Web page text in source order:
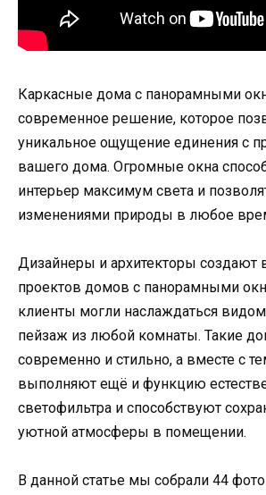
Каркасные дома с панорамными
современное решение, которое
уникальное ощущение единения с
вашего дома. Огромные окна
интерьер максимум света и
изменениями природы в любое
Дизайнеры и архитекторы создают
проектов домов с панорамными
клиенты могли наслаждаться
пейзаж из любой комнаты. Такие
современно и стильно, а вместе с
выполняют ещё и функцию
светофильтра и способствуют
уютной атмосферы в помещении.
В данной статье мы собрали 44